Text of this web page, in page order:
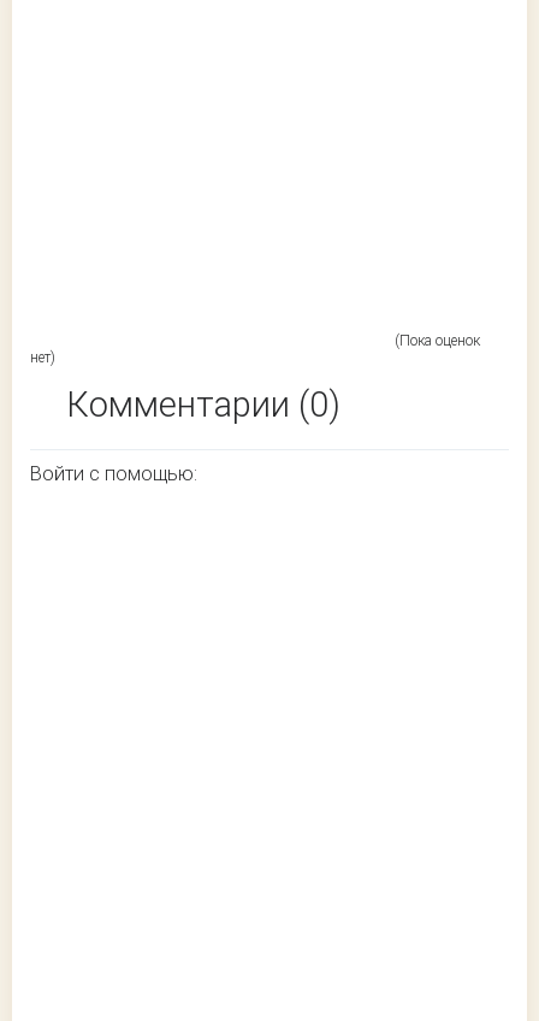
(Пока оценок
нет)
Комментарии (0)
Войти с помощью: